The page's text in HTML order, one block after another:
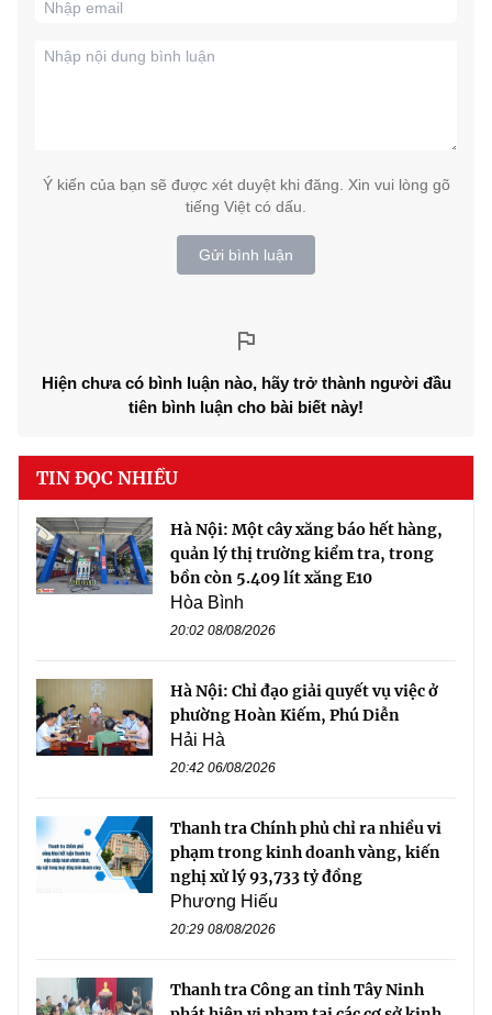
Ý kiến của bạn sẽ được xét duyệt khi đăng. Xin vui lòng gõ
tiếng Việt có dấu.
Gửi bình luận
Hiện chưa có bình luận nào, hãy trở thành người đầu
tiên bình luận cho bài biết này!
TIN ĐỌC NHIỀU
Hà Nội: Một cây xăng báo hết hàng,
quản lý thị trường kiểm tra, trong
bồn còn 5.409 lít xăng E10
Hòa Bình
20:02 08/08/2026
Hà Nội: Chỉ đạo giải quyết vụ việc ở
phường Hoàn Kiếm, Phú Diễn
Hải Hà
20:42 06/08/2026
Thanh tra Chính phủ chỉ ra nhiều vi
phạm trong kinh doanh vàng, kiến
nghị xử lý 93,733 tỷ đồng
Phương Hiếu
20:29 08/08/2026
Thanh tra Công an tỉnh Tây Ninh